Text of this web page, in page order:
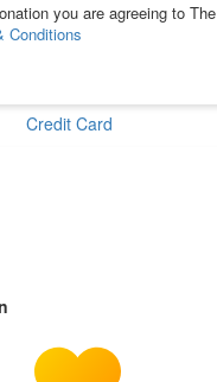
you are agreeing to The
Conditions
Credit Card